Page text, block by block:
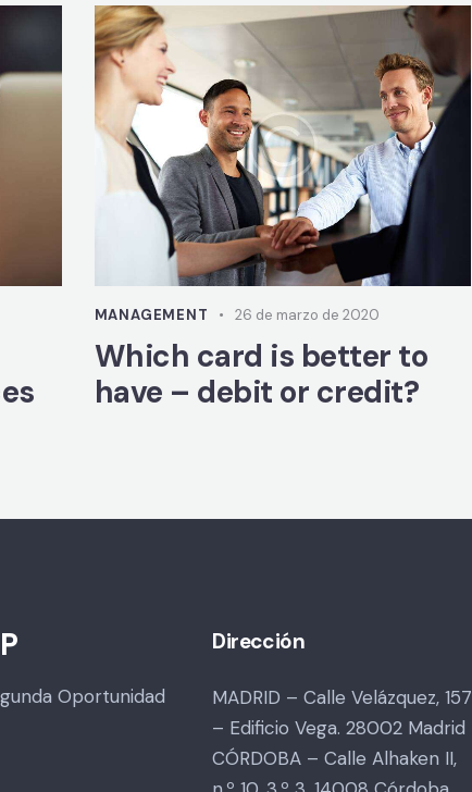
MANAGEMENT 26 de marzo de 2020
Which card is better to
have – debit or credit?
Oportunidad
Dirección
MADRID – Calle Velázquez, 157
– Edificio Vega. 28002 Madrid
CÓRDOBA – Calle Alhaken II,